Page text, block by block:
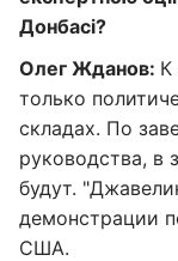
Донбасі?
Олег Жданов: К
только
складах. По
руководства, в
будут.
демонстрации
США.